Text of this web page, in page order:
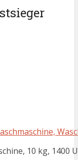
10 kg,